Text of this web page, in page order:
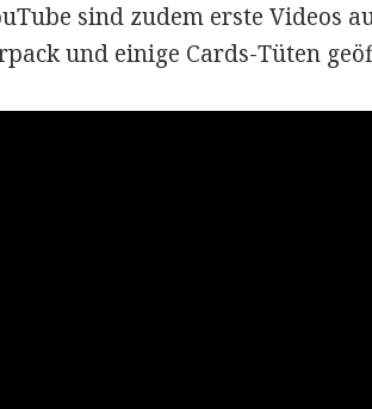
sind zudem erste Videos
und einige Cards-Tüten